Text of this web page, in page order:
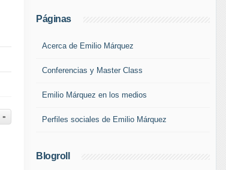
Páginas
Acerca de Emilio Márquez
Conferencias y Master Class
Emilio Márquez en los medios
Perfiles sociales de Emilio Márquez
Blogroll